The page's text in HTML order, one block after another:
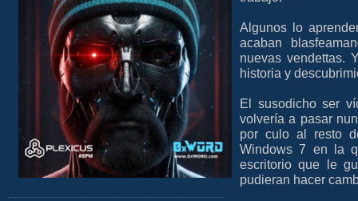
Algunos lo
acaban
nuevas vendettas.
historia y
El susodicho ser
volvería a pasar
por culo al resto
Windows 7 en la
escritorio que le
pudieran hacer